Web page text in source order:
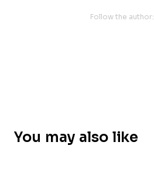
Follow the author:
You may also like